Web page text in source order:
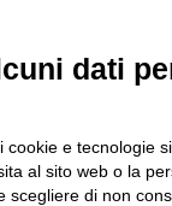
dati
e tecnologie
al sito web o la
di non